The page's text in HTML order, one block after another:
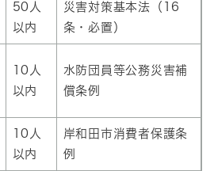
50人
以内
災害対策基本法（16
条・必置）
10人
以内
水防団員等公務災害補
償条例
10人
以内
岸和田市消費者保護条
例